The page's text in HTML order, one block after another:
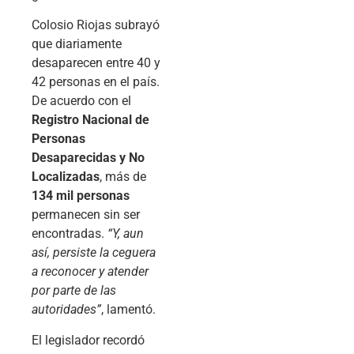
Colosio Riojas subrayó
que diariamente
desaparecen entre 40 y
42 personas en el país.
De acuerdo con el
Registro Nacional de
Personas
Desaparecidas y No
Localizadas, más de
134 mil personas
permanecen sin ser
encontradas. “Y, aun
así, persiste la ceguera
a reconocer y atender
por parte de las
autoridades”, lamentó.
El legislador recordó